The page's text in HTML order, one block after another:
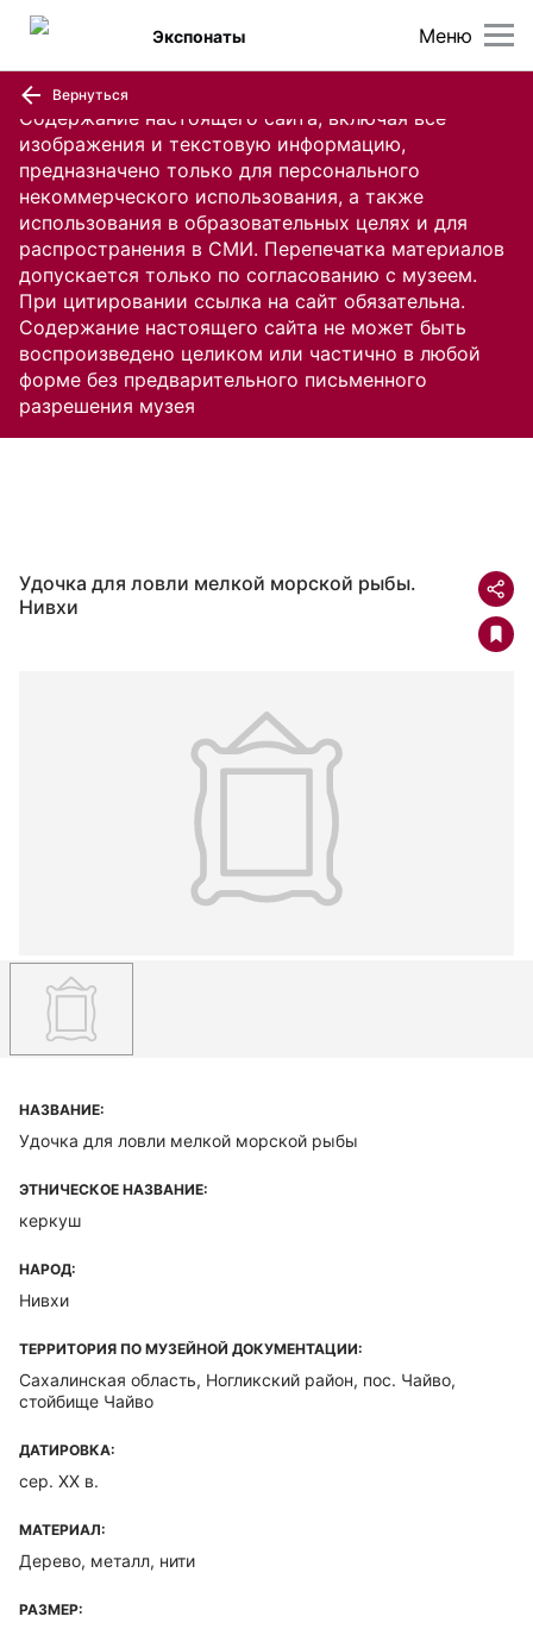
Содержание настоящего сайта, включая все
изображения и текстовую информацию,
предназначено только для персонального
некоммерческого использования, а также
использования в образовательных целях и для
распространения в СМИ. Перепечатка материалов
допускается только по согласованию с музеем.
При цитировании ссылка на сайт обязательна.
Содержание настоящего сайта не может быть
воспроизведено целиком или частично в любой
форме без предварительного письменного
разрешения музея
Меню
Экспонаты
Вернуться
Удочка для ловли мелкой морской рыбы.
Нивхи
НАЗВАНИЕ:
Удочка для ловли мелкой морской рыбы
ЭТНИЧЕСКОЕ НАЗВАНИЕ:
керкуш
НАРОД:
Нивхи
ТЕРРИТОРИЯ ПО МУЗЕЙНОЙ ДОКУМЕНТАЦИИ:
Сахалинская область, Ногликский район, пос. Чайво,
стойбище Чайво
ДАТИРОВКА:
сер. XX в.
МАТЕРИАЛ:
Дерево, металл, нити
РАЗМЕР: